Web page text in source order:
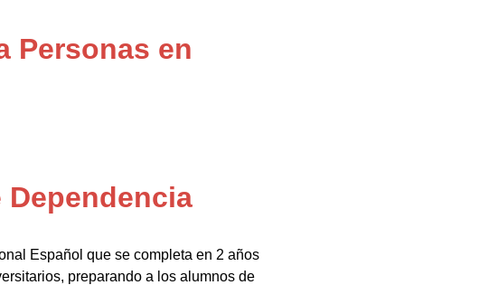
Personas en
Español que se completa en 2 años
preparando a los alumnos de